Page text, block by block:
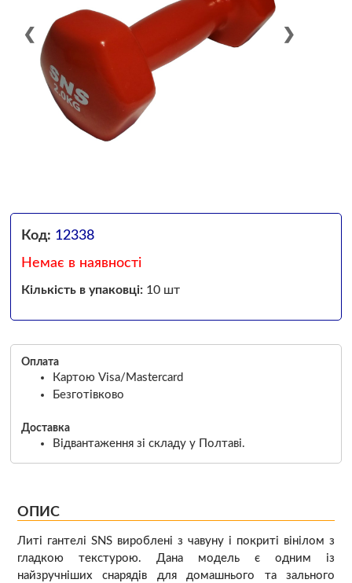
❮ ❯
Код: 12338
Немає в наявності
Кількість в упаковці:10 шт
Оплата
Картою Visa/Mastercard
Безготівково
Доставка
Відвантаження зі складу у Полтаві.
ОПИС
Литі гантелі SNS вироблені з чавуну і покриті вінілом з
гладкою текстурою. Дана модель є одним із
найзручніших снарядів для домашнього та зального